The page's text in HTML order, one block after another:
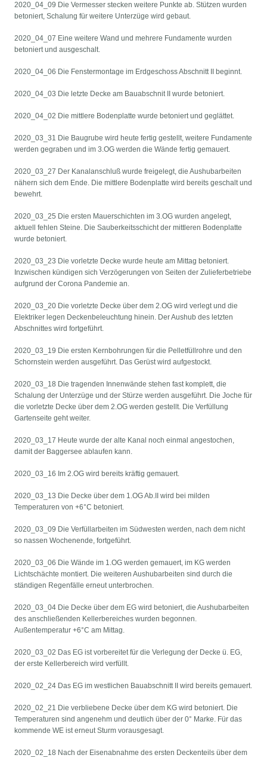
2020_04_09 Die Vermesser stecken weitere Punkte ab. Stützen wurden
betoniert, Schalung für weitere Unterzüge wird gebaut.
2020_04_07 Eine weitere Wand und mehrere Fundamente wurden
betoniert und ausgeschalt.
2020_04_06 Die Fenstermontage im Erdgeschoss Abschnitt II beginnt.
2020_04_03 Die letzte Decke am Bauabschnit II wurde betoniert.
2020_04_02 Die mittlere Bodenplatte wurde betoniert und geglättet.
2020_03_31 Die Baugrube wird heute fertig gestellt, weitere Fundamente
werden gegraben und im 3.OG werden die Wände fertig gemauert.
2020_03_27 Der Kanalanschluß wurde freigelegt, die Aushubarbeiten
nähern sich dem Ende. Die mittlere Bodenplatte wird bereits geschalt und
bewehrt.
2020_03_25 Die ersten Mauerschichten im 3.OG wurden angelegt,
aktuell fehlen Steine. Die Sauberkeitsschicht der mittleren Bodenplatte
wurde betoniert.
2020_03_23 Die vorletzte Decke wurde heute am Mittag betoniert.
Inzwischen kündigen sich Verzögerungen von Seiten der Zulieferbetriebe
aufgrund der Corona Pandemie an.
2020_03_20 Die vorletzte Decke über dem 2.OG wird verlegt und die
Elektriker legen Deckenbeleuchtung hinein. Der Aushub des letzten
Abschnittes wird fortgeführt.
2020_03_19 Die ersten Kernbohrungen für die Pelletfüllrohre und den
Schornstein werden ausgeführt. Das Gerüst wird aufgestockt.
2020_03_18 Die tragenden Innenwände stehen fast komplett, die
Schalung der Unterzüge und der Stürze werden ausgeführt. Die Joche für
die vorletzte Decke über dem 2.OG werden gestellt. Die Verfüllung
Gartenseite geht weiter.
2020_03_17 Heute wurde der alte Kanal noch einmal angestochen,
damit der Baggersee ablaufen kann.
2020_03_16 Im 2.OG wird bereits kräftig gemauert.
2020_03_13 Die Decke über dem 1.OG Ab.II wird bei milden
Temperaturen von +6°C betoniert.
2020_03_09 Die Verfüllarbeiten im Südwesten werden, nach dem nicht
so nassen Wochenende, fortgeführt.
2020_03_06 Die Wände im 1.OG werden gemauert, im KG werden
Lichtschächte montiert. Die weiteren Aushubarbeiten sind durch die
ständigen Regenfälle erneut unterbrochen.
2020_03_04 Die Decke über dem EG wird betoniert, die Aushubarbeiten
des anschließenden Kellerbereiches wurden begonnen.
Außentemperatur +6°C am Mittag.
2020_03_02 Das EG ist vorbereitet für die Verlegung der Decke ü. EG,
der erste Kellerbereich wird verfüllt.
2020_02_24 Das EG im westlichen Bauabschnitt II wird bereits gemauert.
2020_02_21 Die verbliebene Decke über dem KG wird betoniert. Die
Temperaturen sind angenehm und deutlich über der 0° Marke. Für das
kommende WE ist erneut Sturm vorausgesagt.
2020_02_18 Nach der Eisenabnahme des ersten Deckenteils über dem